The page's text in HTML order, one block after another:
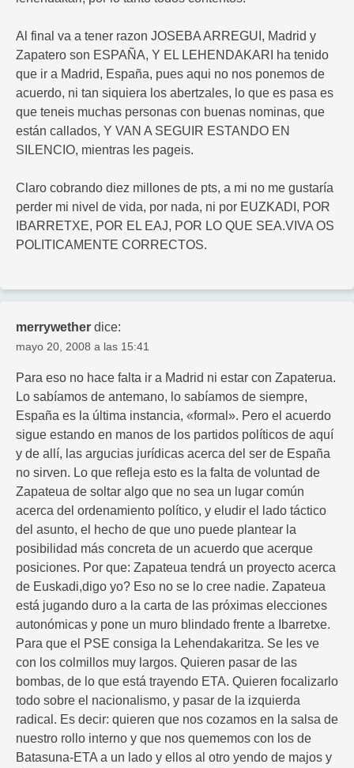
Al final va a tener razon JOSEBA ARREGUI, Madrid y
Zapatero son ESPAÑA, Y EL LEHENDAKARI ha tenido
que ir a Madrid, España, pues aqui no nos ponemos de
acuerdo, ni tan siquiera los abertzales, lo que es pasa es
que teneis muchas personas con buenas nominas, que
están callados, Y VAN A SEGUIR ESTANDO EN
SILENCIO, mientras les pageis.
Claro cobrando diez millones de pts, a mi no me gustaría
perder mi nivel de vida, por nada, ni por EUZKADI, POR
IBARRETXE, POR EL EAJ, POR LO QUE SEA.VIVA OS
POLITICAMENTE CORRECTOS.
merrywether dice:
mayo 20, 2008 a las 15:41
Para eso no hace falta ir a Madrid ni estar con Zapaterua.
Lo sabíamos de antemano, lo sabíamos de siempre,
España es la última instancia, «formal». Pero el acuerdo
sigue estando en manos de los partidos políticos de aquí
y de allí, las argucias jurídicas acerca del ser de España
no sirven. Lo que refleja esto es la falta de voluntad de
Zapateua de soltar algo que no sea un lugar común
acerca del ordenamiento político, y eludir el lado táctico
del asunto, el hecho de que uno puede plantear la
posibilidad más concreta de un acuerdo que acerque
posiciones. Por que: Zapateua tendrá un proyecto acerca
de Euskadi,digo yo? Eso no se lo cree nadie. Zapateua
está jugando duro a la carta de las próximas elecciones
autonómicas y pone un muro blindado frente a Ibarretxe.
Para que el PSE consiga la Lehendakaritza. Se les ve
con los colmillos muy largos. Quieren pasar de las
bombas, de lo que está trayendo ETA. Quieren focalizarlo
todo sobre el nacionalismo, y pasar de la izquierda
radical. Es decir: quieren que nos cozamos en la salsa de
nuestro rollo interno y que nos quememos con los de
Batasuna-ETA a un lado y ellos al otro yendo de majos y